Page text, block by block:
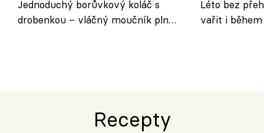
Jednoduchý borůvkový koláč s
drobenkou – vláčný moučník plný
Léto bez
vařit i
Recepty